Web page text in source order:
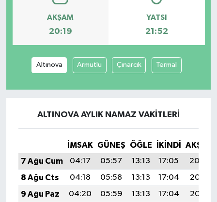
AKŞAM
20:19
YATSI
21:52
Altınova Armutlu Çınarcık Termal
ALTINOVA AYLIK NAMAZ VAKITLERI
İMSAK GÜNEŞ ÖĞLE İKINDI
AKŞAM
7 Ağu Cum
04:17 05:57 13:13 17:05
20:19
8 Ağu Cts
04:18 05:58 13:13 17:04
20:17
9 Ağu Paz
04:20 05:59 13:13 17:04
20:16